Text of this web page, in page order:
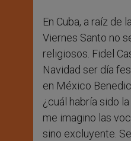
En Cuba, a raíz de
Viernes Santo no
religiosos. Fidel
Navidad ser día
en México
¿cuál habría sido
me imagino las
sino excluyente.